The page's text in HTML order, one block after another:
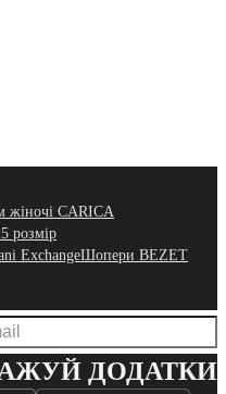
CARICA
розмір
ExchangeШопери BEZET
ДОДАТКИ